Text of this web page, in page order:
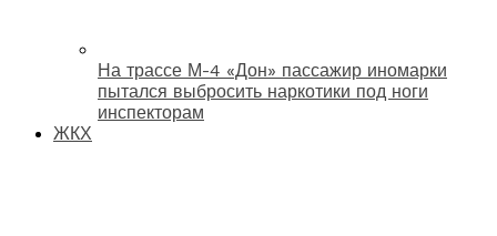
На трассе М-4 «Дон» пассажир иномарки
пытался выбросить наркотики под ноги
инспекторам
ЖКХ